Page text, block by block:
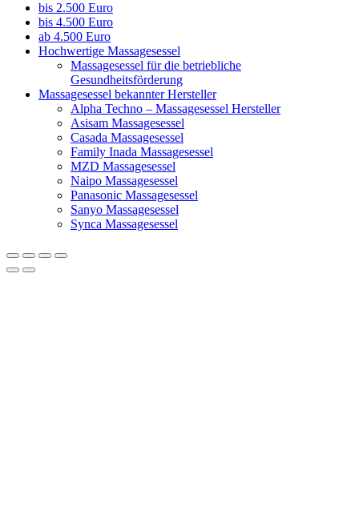
bis 2.500 Euro
bis 4.500 Euro
ab 4.500 Euro
Hochwertige Massagesessel
Massagesessel für die betriebliche
Gesundheitsförderung
Massagesessel bekannter Hersteller
Alpha Techno – Massagesessel Hersteller
Asisam Massagesessel
Casada Massagesessel
Family Inada Massagesessel
MZD Massagesessel
Naipo Massagesessel
Panasonic Massagesessel
Sanyo Massagesessel
Synca Massagesessel